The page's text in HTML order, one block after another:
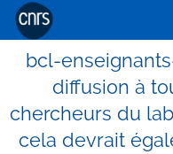
bcl-
diffusion à
chercheurs du
cela devrait